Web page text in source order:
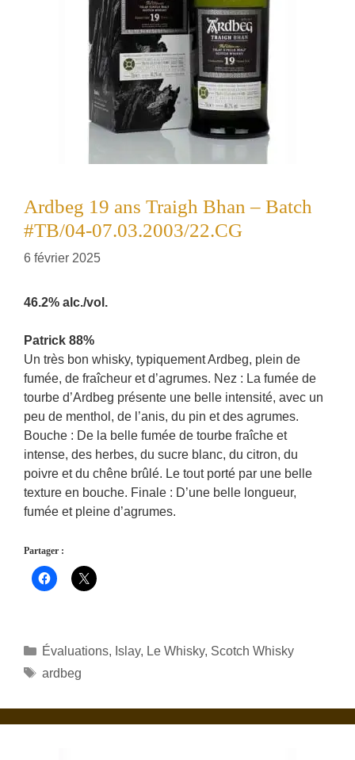
Ardbeg 19 ans Traigh Bhan – Batch
#TB/04-07.03.2003/22.CG
6 février 2025
46.2% alc./vol.
Patrick 88%
Un très bon whisky, typiquement Ardbeg, plein de
fumée, de fraîcheur et d’agrumes. Nez : La fumée de
tourbe d’Ardbeg présente une belle intensité, avec un
peu de menthol, de l’anis, du pin et des agrumes.
Bouche : De la belle fumée de tourbe fraîche et
intense, des herbes, du sucre blanc, du citron, du
poivre et du chêne brûlé. Le tout porté par une belle
texture en bouche. Finale : D’une belle longueur,
fumée et pleine d’agrumes.
Partager :
Catégories
Évaluations, Islay, Le Whisky, Scotch Whisky
Étiquettes
ardbeg